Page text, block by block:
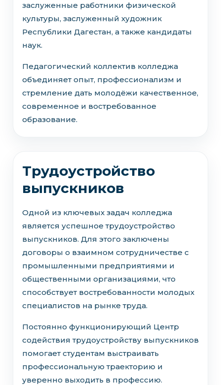
заслуженные работники физической
культуры, заслуженный художник
Республики Дагестан, а также кандидаты
наук.
Педагогический коллектив колледжа
объединяет опыт, профессионализм и
стремление дать молодёжи качественное,
современное и востребованное
образование.
Трудоустройство
выпускников
Одной из ключевых задач колледжа
является успешное трудоустройство
выпускников. Для этого заключены
договоры о взаимном сотрудничестве с
промышленными предприятиями и
общественными организациями, что
способствует востребованности молодых
специалистов на рынке труда.
Постоянно функционирующий Центр
содействия трудоустройству выпускников
помогает студентам выстраивать
профессиональную траекторию и
уверенно выходить в профессию.